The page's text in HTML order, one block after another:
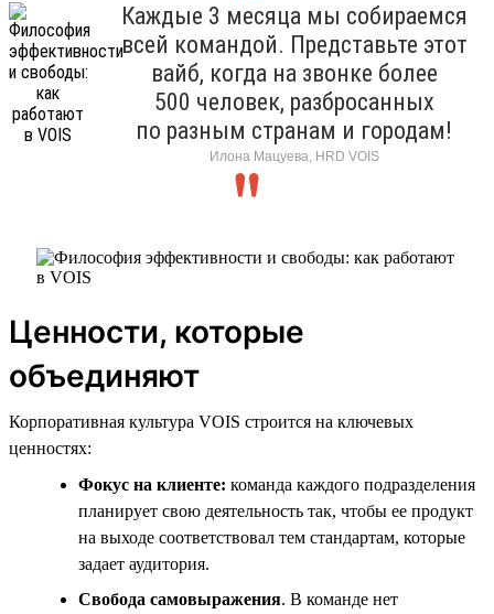
Каждые 3 месяца мы собираемся
всей командой. Представьте этот
вайб, когда на звонке более
500 человек, разбросанных
по разным странам и городам!
Илона Мацуева, HRD VOIS
Ценности, которые
объединяют
Корпоративная культура VOIS строится на ключевых
ценностях:
Фокус на клиенте: команда каждого подразделения
планирует свою деятельность так, чтобы ее продукт
на выходе соответствовал тем стандартам, которые
задает аудитория.
Свобода самовыражения. В команде нет